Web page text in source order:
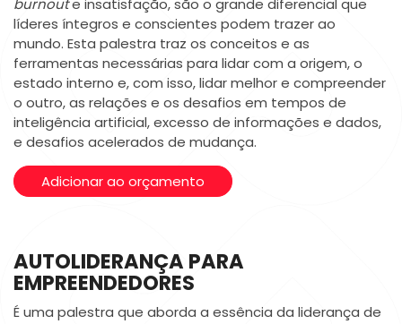
burnoute insatisfação, são o grande diferencial que
líderes íntegros e conscientes podem trazer ao
mundo. Esta palestra traz os conceitos e as
ferramentas necessárias para lidar com a origem, o
estado interno e, com isso, lidar melhor e compreender
o outro, as relações e os desafios em tempos de
inteligência artificial, excesso de informações e dados,
e desafios acelerados de mudança.
Adicionar ao orçamento
AUTOLIDERANÇA PARA
EMPREENDEDORES
É uma palestra que aborda a essência da liderança de